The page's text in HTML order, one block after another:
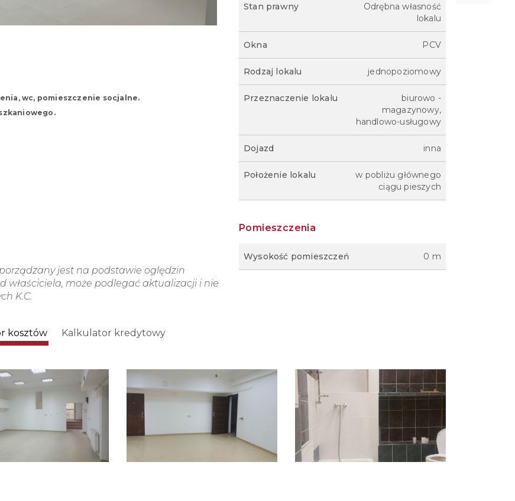
wc, pomieszczenie socjalne.
jest na podstawie oględzin
właściciela, może podlegać aktualizacji i nie
K.C.
Stan prawny
Odrębna własność
lokalu
Okna PCV
Rodzaj lokalu jednopoziomowy
Przeznaczenie lokalu
biurowo -
magazynowy,
handlowo-usługowy
Dojazd inna
Położenie lokalu
w pobliżu głównego
ciągu pieszych
Pomieszczenia
Wysokość pomieszczeń 0 m
kosztów Kalkulator kredytowy